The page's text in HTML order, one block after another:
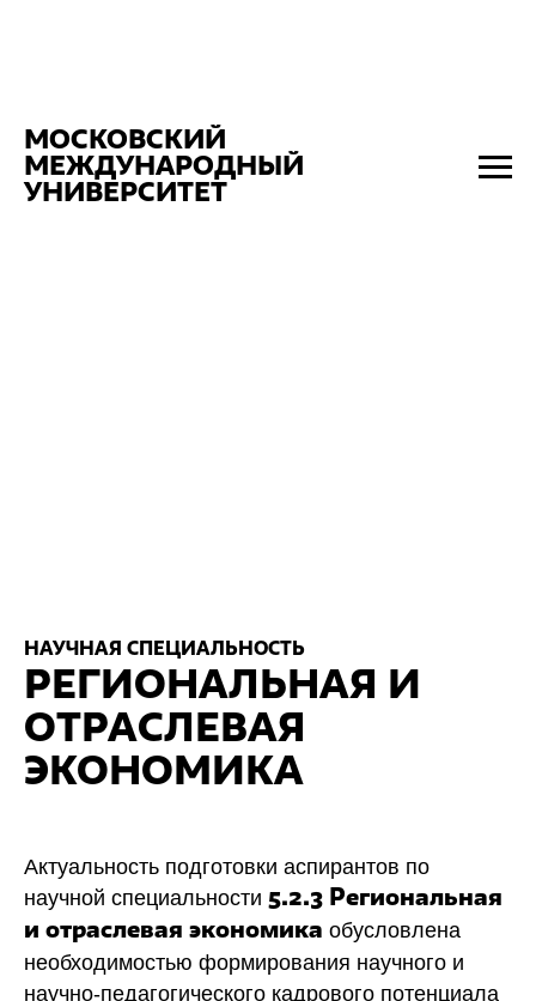
МОСКОВСКИЙ
МЕЖДУНАРОДНЫЙ
УНИВЕРСИТЕТ
НАУЧНАЯ СПЕЦИАЛЬНОСТЬ
РЕГИОНАЛЬНАЯ И
ОТРАСЛЕВАЯ
ЭКОНОМИКА
Актуальность подготовки аспирантов по
научной специальности 5.2.3 Региональная
и отраслевая экономика обусловлена
необходимостью формирования научного и
научно-педагогического кадрового потенциала